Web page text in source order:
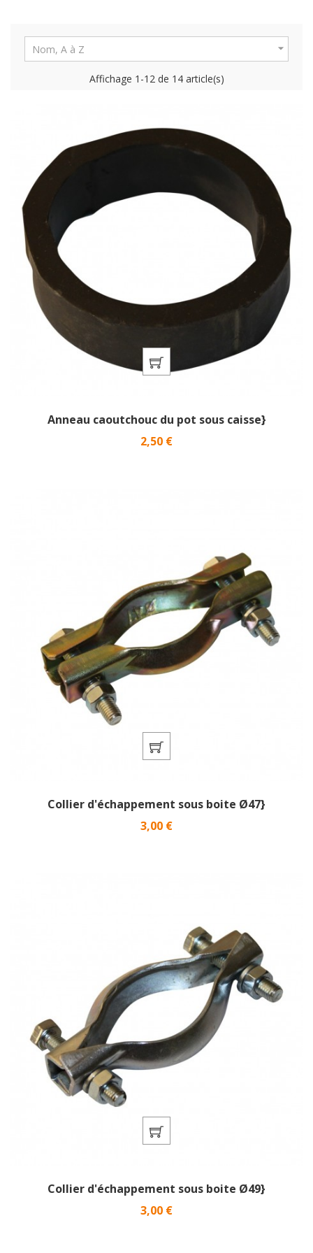
Nom, A à Z 
Affichage 1-12 de 14 article(s)
Anneau caoutchouc du pot sous caisse}
Prix
2,50 €
Collier d'échappement sous boite Ø47}
Prix
3,00 €
Collier d'échappement sous boite Ø49}
Prix
3,00 €